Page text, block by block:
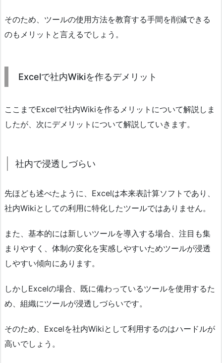
そのため、ツールの使用方法を教育する手間を削減できる
のもメリットと言えるでしょう。
Excelで社内Wikiを作るデメリット
ここまでExcelで社内Wikiを作るメリットについて解説しま
したが、次にデメリットについて解説していきます。
社内で浸透しづらい
先ほども述べたように、Excelは本来表計算ソフトであり、
社内Wikiとしての利用に特化したツールではありません。
また、基本的には新しいツールを導入する場合、注目も集
まりやすく、体制の変化を実感しやすいためツールが浸透
しやすい傾向にあります。
しかしExcelの場合、既に備わっているツールを使用するた
め、組織にツールが浸透しづらいです。
そのため、Excelを社内Wikiとして利用するのはハードルが
高いでしょう。